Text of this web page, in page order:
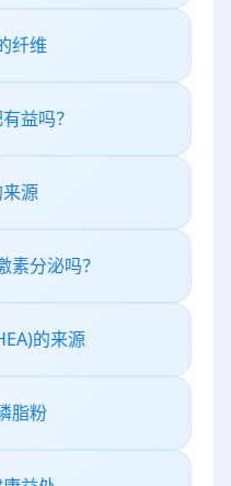
纤维
益吗？
源
素分泌吗？
的来源
脂粉